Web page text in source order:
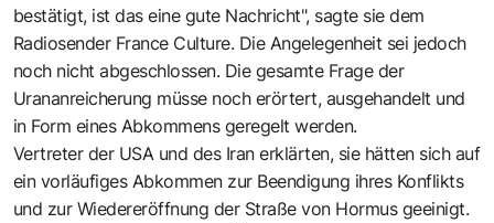
bestätigt, ist das eine gute Nachricht", sagte sie dem
Radiosender France Culture. Die Angelegenheit sei jedoch
noch nicht abgeschlossen. Die gesamte Frage der
Urananreicherung müsse noch erörtert, ausgehandelt und
in Form eines Abkommens geregelt werden.
Vertreter der USA und des Iran erklärten, sie hätten sich auf
ein vorläufiges Abkommen zur Beendigung ihres Konflikts
und zur Wiedereröffnung der Straße von Hormus geeinigt.